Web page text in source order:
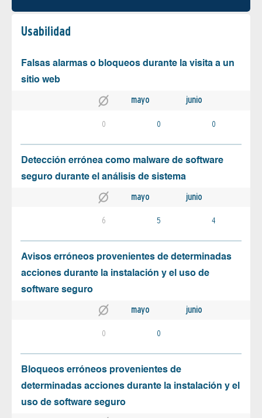
Usabilidad
Falsas alarmas o bloqueos durante la visita a un
sitio web
mayo junio
0 0 0
Detección errónea como malware de software
seguro durante el análisis de sistema
mayo junio
6 5 4
Avisos erróneos provenientes de determinadas
acciones durante la instalación y el uso de
software seguro
mayo junio
0 0
Bloqueos erróneos provenientes de
determinadas acciones durante la instalación y el
uso de software seguro